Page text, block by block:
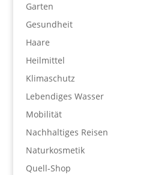
Garten
Gesundheit
Haare
Heilmittel
Klimaschutz
Lebendiges Wasser
Mobilität
Nachhaltiges Reisen
Naturkosmetik
Quell-Shop